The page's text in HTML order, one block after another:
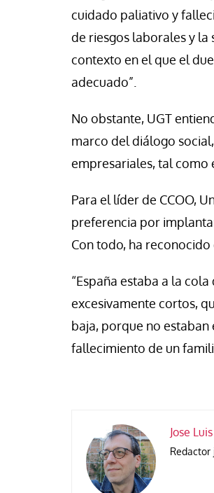
cuidado paliativo y
de riesgos laborales y la
contexto en el que el
adecuado”.
No obstante, UGT
marco del diálogo
empresariales, tal como
Para el líder de CCOO,
preferencia por
Con todo, ha reconocido
“España estaba a la
excesivamente cortos,
baja, porque no
fallecimiento de un
Jose
Redactor